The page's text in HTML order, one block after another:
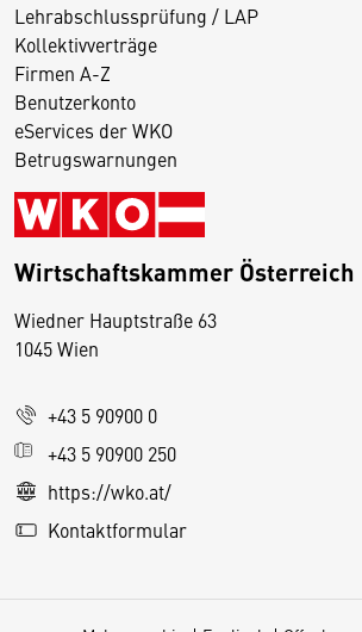
Lehrabschlussprüfung / LAP
Kollektivverträge
Firmen A-Z
Benutzerkonto
eServices der WKO
Betrugswarnungen
Wirtschaftskammer Österreich
Wiedner Hauptstraße 63
1045 Wien
+43 5 90900 0
+43 5 90900 250
https://wko.at/
Kontaktformular
D
s
e
S
e